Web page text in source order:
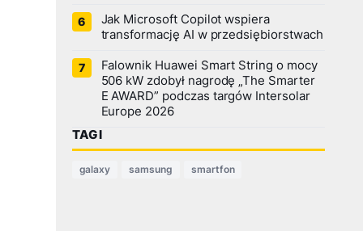
Jak Microsoft Copilot wspiera
transformację AI w przedsiębiorstwach
Falownik Huawei Smart String o mocy
506 kW zdobył nagrodę „The Smarter
E AWARD” podczas targów Intersolar
Europe 2026
TAGI
galaxy samsung smartfon